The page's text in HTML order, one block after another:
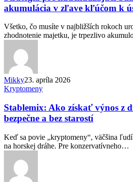
bull
market:
Prečo
je
akumulácia
zľave
kľúčom
k
úspechu
akumulácia v zľave kľúčom k
Všetko, čo musíte v najbližších rokoch
zhodnotenie majetku, je trpezlivo
Mikky23. apríla 2026
Stablemix:
získať
výnos
z
digitálnych
dolárov
bezpečne
bez
starostí
Kryptomeny
Stablemix: Ako získať výnos z
bezpečne a bez starostí
Keď sa povie „kryptomeny“, väčšina
na horskej dráhe. Pre konzervatívneho…